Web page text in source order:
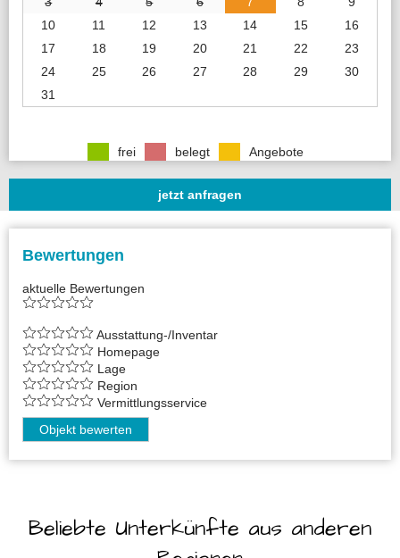
10
11 12 13 14 15
16
17
18 19 20 21 22
23
24
25 26 27 28 29
30
31
frei belegt Angebote
jetzt anfragen
Bewertungen
aktuelle Bewertungen
Ausstattung-/Inventar
Homepage
Lage
Region
Vermittlungsservice
Objekt bewerten
Beliebte Unterkünfte aus anderen